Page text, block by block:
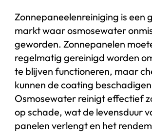
Zonnepaneelenreiniging is een
markt waar osmosewater
geworden. Zonnepanelen
regelmatig gereinigd worden
te blijven functioneren, maar
kunnen de coating
Osmosewater reinigt effectief
op schade, wat de levensduur
panelen verlengt en het